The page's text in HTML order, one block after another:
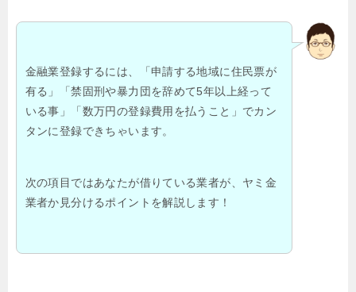
金融業登録するには、「申請する地域に住民票が
有る」「禁固刑や暴力団を辞めて5年以上経って
いる事」「数万円の登録費用を払うこと」でカン
タンに登録できちゃいます。
次の項目ではあなたが借りている業者が、ヤミ金
業者か見分けるポイントを解説します！